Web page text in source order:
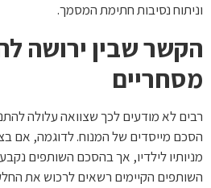
וניתוח נסיבות חתימת המסמך.
הקשר שבין ירושה
מסחריים
רבים לא מודעים לכך שצוואה עלולה
הסכם מייסדים של המנוח. לדוגמה, אם
מניותיו לילדיו, אך בהסכם השותפים
השותפים הקיימים רשאים לרכוש את